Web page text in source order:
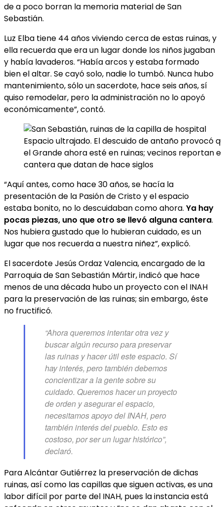
de a poco borran la memoria material de San
Sebastián.
Luz Elba tiene 44 años viviendo cerca de estas ruinas, y
ella recuerda que era un lugar donde los niños jugaban
y había lavaderos. “Había arcos y estaba formado
bien el altar. Se cayó solo, nadie lo tumbó. Nunca hubo
mantenimiento, sólo un sacerdote, hace seis años, sí
quiso remodelar, pero la administración no lo apoyó
económicamente”, contó.
Espacio ultrajado. El descuido de antaño provocó
el Grande ahora esté en ruinas; vecinos reportan
cantera que datan de hace siglos
“Aquí antes, como hace 30 años, se hacía la
presentación de la Pasión de Cristo y el espacio
estaba bonito, no lo descuidaban como ahora. Ya hay
pocas piezas, uno que otro se llevó alguna cantera.
Nos hubiera gustado que lo hubieran cuidado, es un
lugar que nos recuerda a nuestra niñez”, explicó.
El sacerdote Jesús Ordaz Valencia, encargado de la
Parroquia de San Sebastián Mártir, indicó que hace
menos de una década hubo un proyecto con el INAH
para la preservación de las ruinas; sin embargo, éste
no fructificó.
“Ahora queremos intentar otra vez y
buscar algún recurso para preservar
las ruinas y hacer útil este espacio. Sí
hay interés, pero también debemos
concientizar a la gente sobre su
cuidado. Queremos hacer un proyecto
de orden y asegurar el espacio,
necesitamos apoyo del INAH, pero
también interés del pueblo. Esto es
costoso, por ser un lugar histórico”,
declaró.
Para Alcántar Gutiérrez la preservación de dichas
ruinas, así como las capillas que siguen activas, es una
labor difícil por parte del INAH, pues la instancia está